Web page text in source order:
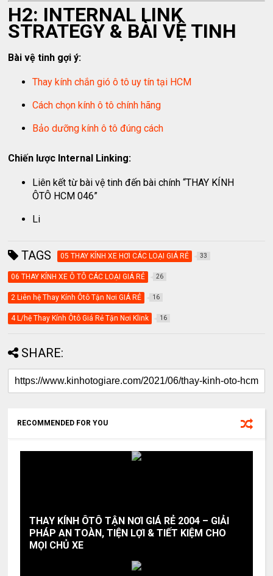
H2: INTERNAL LINK
STRATEGY & BÀI VỆ TINH
Bài vệ tinh gợi ý:
Thay kính chắn gió ô tô uy tín tại HCM
Cách chọn kính ô tô chính hãng
Bảo dưỡng kính ô tô đúng cách
Chiến lược Internal Linking:
Liên kết từ bài vệ tinh đến bài chính “THAY KÍNH
ÔTÔ HCM 046”
Li
TAGS 05 THAY KÍNH XE HƠI CÁC LOẠI GIÁ RẺ 33
06 THAY KÍNH XE Ô TÔ CÁC LOẠI GIÁ RẺ 26
2 Liên hệ Thay Kính Ôtô Tận Nơi GIÁ RẺ 16
4 L/hệ Thay Kính Ôtô Giá Rẻ Tận Nơi Klink 16
SHARE:
RECOMMENDED FOR YOU
THAY KÍNH ÔTÔ TẬN NƠI GIÁ RẺ 2004 – GIẢI
PHÁP AN TOÀN, TIỆN LỢI & TIẾT KIỆM CHO
MỌI CHỦ XE